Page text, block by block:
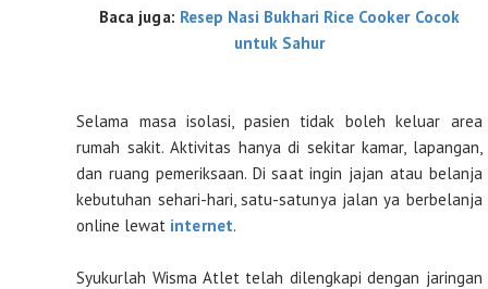
Baca juga: Resep Nasi Bukhari Rice Cooker Cocok
untuk Sahur
Selama masa isolasi, pasien tidak boleh keluar area
rumah sakit. Aktivitas hanya di sekitar kamar, lapangan,
dan ruang pemeriksaan. Di saat ingin jajan atau belanja
kebutuhan sehari-hari, satu-satunya jalan ya berbelanja
online lewat internet.
Syukurlah Wisma Atlet telah dilengkapi dengan jaringan